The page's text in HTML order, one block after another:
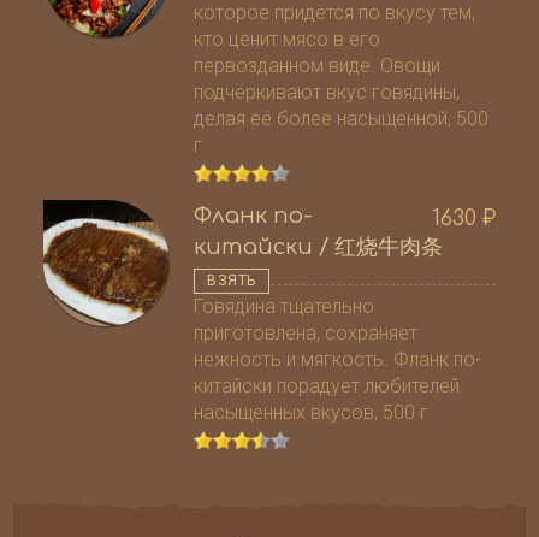
которое придётся по вкусу тем,
кто ценит мясо в его
первозданном виде. Овощи
подчёркивают вкус говядины,
делая её более насыщенной, 500
г
1630 ₽
Фланк по-
китайски / 红烧牛肉条
ВЗЯТЬ
Говядина тщательно
приготовлена, сохраняет
нежность и мягкость. Фланк по-
китайски порадует любителей
насыщенных вкусов, 500 г